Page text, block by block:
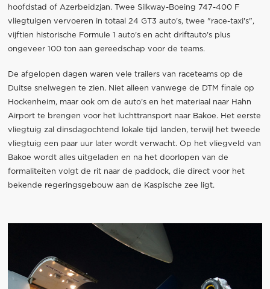
hoofdstad of Azerbeidzjan. Twee Silkway-Boeing 747-400 F
vliegtuigen vervoeren in totaal 24 GT3 auto's, twee "race-taxi's",
vijftien historische Formule 1 auto's en acht driftauto's plus
ongeveer 100 ton aan gereedschap voor de teams.
De afgelopen dagen waren vele trailers van raceteams op de
Duitse snelwegen te zien. Niet alleen vanwege de DTM finale op
Hockenheim, maar ook om de auto's en het materiaal naar Hahn
Airport te brengen voor het luchttransport naar Bakoe. Het eerste
vliegtuig zal dinsdagochtend lokale tijd landen, terwijl het tweede
vliegtuig een paar uur later wordt verwacht. Op het vliegveld van
Bakoe wordt alles uitgeladen en na het doorlopen van de
formaliteiten volgt de rit naar de paddock, die direct voor het
bekende regeringsgebouw aan de Kaspische zee ligt.